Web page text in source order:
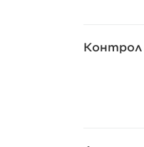
Контрол